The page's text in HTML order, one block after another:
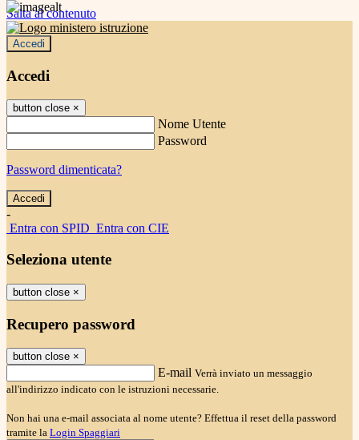
Salta al contenuto
Accedi
Accedi
button close ×
Nome Utente
Password
Password dimenticata?
-
Entra con SPID Entra con CIE
Seleziona utente
button close ×
Recupero password
button close ×
E-mail Verrà inviato un messaggio
all'indirizzo indicato con le istruzioni necessarie.
Non hai una e-mail associata al nome utente? Effettua il reset della password
tramite la Login Spaggiari